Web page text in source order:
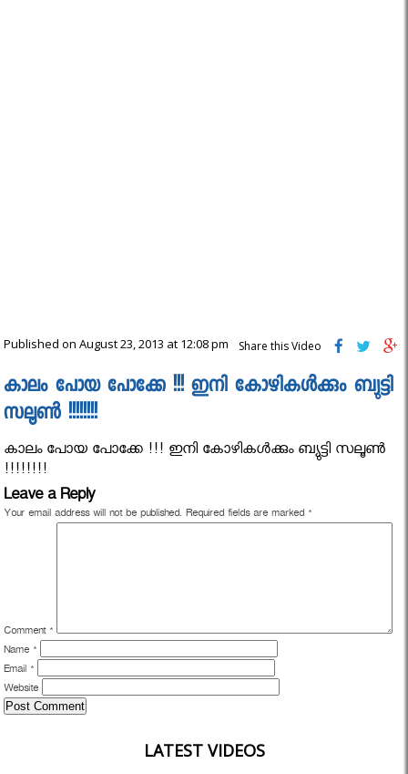
Published on August 23, 2013 at 12:08 pm Share this Video
കാലം പോയ പോക്കേ !!! ഇനി കോഴികള്‍ക്കും ബ്യുട്ടി
സലൂണ്‍ !!!!!!!!
കാലം പോയ പോക്കേ !!! ഇനി കോഴികള്‍ക്കും ബ്യുട്ടി സലൂണ്‍
!!!!!!!!
Leave a Reply
Your email address will not be published. Required fields are marked *
Comment *
Name *
Email *
Website
LATEST VIDEOS